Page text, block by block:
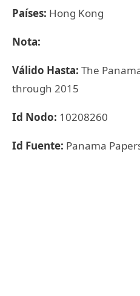
Países: Hong Kong
Nota:
Válido Hasta: The
through 2015
Id Nodo: 10208260
Id Fuente: Panama